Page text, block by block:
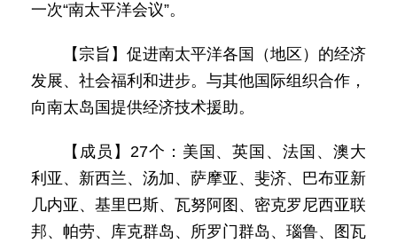
一次“南太平洋会议”。
【宗旨】促进南太平洋各国（地区）的经济
发展、社会福利和进步。与其他国际组织合作，
向南太岛国提供经济技术援助。
【成员】27个：美国、英国、法国、澳大
利亚、新西兰、汤加、萨摩亚、斐济、巴布亚新
几内亚、基里巴斯、瓦努阿图、密克罗尼西亚联
邦、帕劳、库克群岛、所罗门群岛、瑙鲁、图瓦